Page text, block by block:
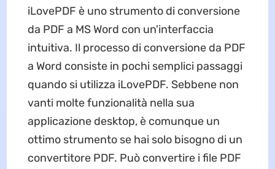
iLovePDF è uno strumento di conversione
da PDF a MS Word con un'interfaccia
intuitiva. Il processo di conversione da PDF
a Word consiste in pochi semplici passaggi
quando si utilizza iLovePDF. Sebbene non
vanti molte funzionalità nella sua
applicazione desktop, è comunque un
ottimo strumento se hai solo bisogno di un
convertitore PDF. Può convertire i file PDF